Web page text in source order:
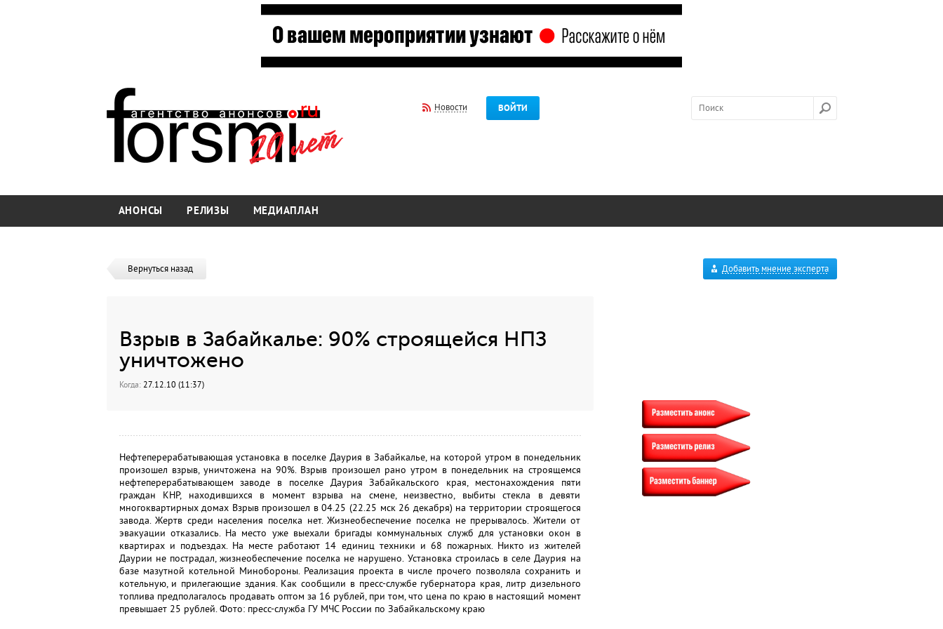
Новости ВОЙТИ
АНОНСЫ РЕЛИЗЫ МЕДИАПЛАН
Вернуться назад
Взрыв в Забайкалье: 90% строящейся НПЗ
уничтожено
Когда: 27.12.10 (11:37)
Нефтеперерабатывающая установка в поселке Даурия в Забайкалье, на которой утром в понедельник
произошел взрыв, уничтожена на 90%. Взрыв произошел рано утром в понедельник на строящемся
нефтеперерабатывающем заводе в поселке Даурия Забайкальского края, местонахождения пяти
граждан КНР, находившихся в момент взрыва на смене, неизвестно, выбиты стекла в девяти
многоквартирных домах Взрыв произошел в 04.25 (22.25 мск 26 декабря) на территории строящегося
завода. Жертв среди населения поселка нет. Жизнеобеспечение поселка не прерывалось. Жители от
эвакуации отказались. На место уже выехали бригады коммунальных служб для установки окон в
квартирах и подъездах. На месте работают 14 единиц техники и 68 пожарных. Никто из жителей
Даурии не пострадал, жизнеобеспечение поселка не нарушено. Установка строилась в селе Даурия на
базе мазутной котельной Минобороны. Реализация проекта в числе прочего позволяла сохранить и
котельную, и прилегающие здания. Как сообщили в пресс-службе губернатора края, литр дизельного
топлива предполагалось продавать оптом за 16 рублей, при том, что цена по краю в настоящий момент
превышает 25 рублей. Фото: пресс-служба ГУ МЧС России по Забайкальскому краю
Добавить мнение эксперта